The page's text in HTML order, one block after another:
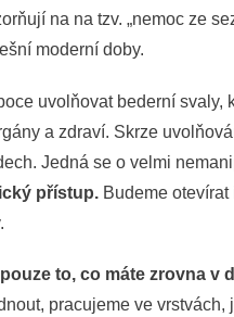
na na tzv. „nemoc ze
moderní doby.
uvolňovat bederní svaly,
a zdraví. Skrze
Jedná se o velmi
přístup. Budeme
to, co máte zrovna v
pracujeme ve vrstvách,